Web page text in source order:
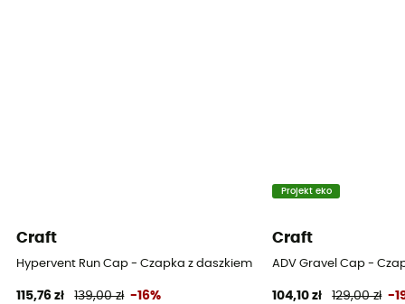
Craft
Hypervent Run Cap - Czapka z daszkiem
115,76 zł 139,00 zł -16%
Projekt eko
Craft
ADV Gravel Cap -
104,10 zł 129,00 zł -